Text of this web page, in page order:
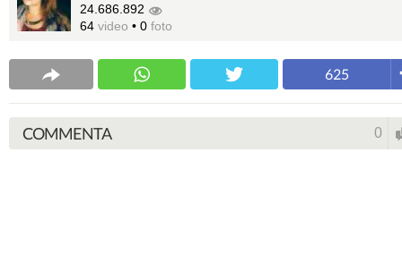
24.686.892
64 video • 0 foto
625
COMMENTA 0